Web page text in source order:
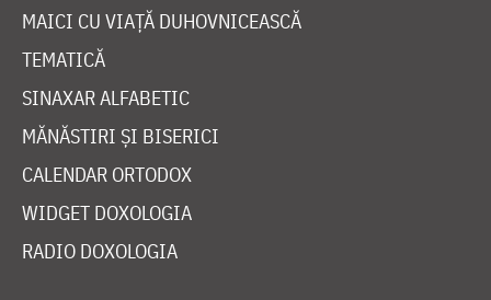
MAICI CU VIAȚĂ DUHOVNICEASCĂ
TEMATICĂ
SINAXAR ALFABETIC
MĂNĂSTIRI ȘI BISERICI
CALENDAR ORTODOX
WIDGET DOXOLOGIA
RADIO DOXOLOGIA